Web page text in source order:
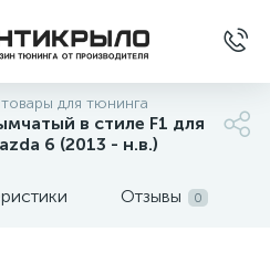
для тюнинга
в стиле F1 для
6 (2013 - н.в.)
Отзывы 0